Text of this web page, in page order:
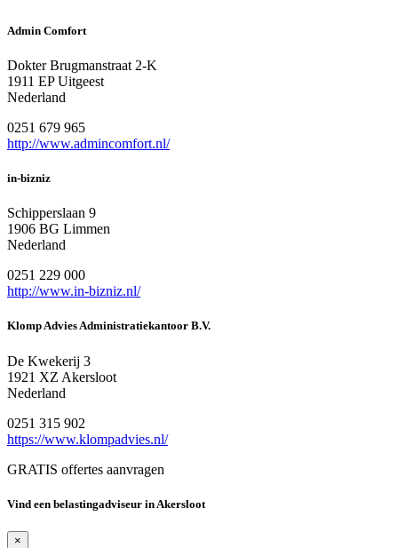
Admin Comfort
Dokter Brugmanstraat 2-K
1911 EP Uitgeest
Nederland
0251 679 965
http://www.admincomfort.nl/
in-bizniz
Schipperslaan 9
1906 BG Limmen
Nederland
0251 229 000
http://www.in-bizniz.nl/
Klomp Advies Administratiekantoor B.V.
De Kwekerij 3
1921 XZ Akersloot
Nederland
0251 315 902
https://www.klompadvies.nl/
GRATIS offertes aanvragen
Vind een belastingadviseur in Akersloot
×